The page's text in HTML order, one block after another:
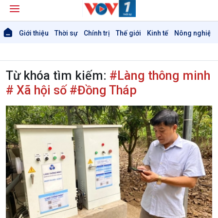
Giới thiệu Thời sự Chính trị Thế giới Kinh tế Nông nghiệp
Thời sự 6h
Thời sự 12h
Thời sự 18h
Thời sự 21h30
Bản tin
Chuyên mục
Theo dòng Thời sự
Chính trị
Thế giới
Từ khóa tìm kiếm: #Làng thông minh
# Xã hội số #Đồng Tháp